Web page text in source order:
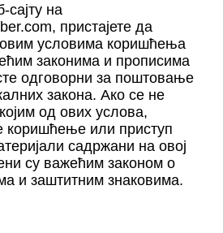
на
пристајете да
овим условима коришћења
законима и прописима
одговорни за поштовање
закона. Ако се не
од ових услова,
коришћење или приступ
садржани на овој
су важећим законом о
и заштитним знаковима.